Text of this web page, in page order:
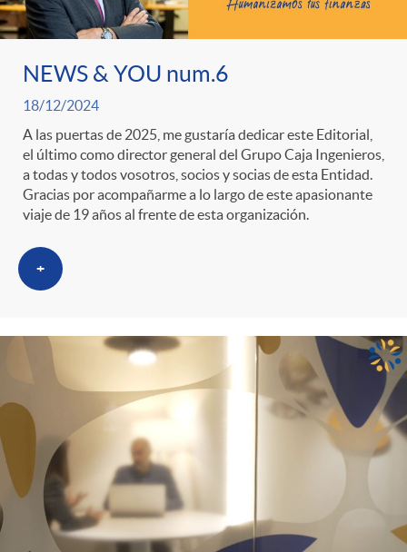
r
a
S
a
l
a
d
e
n
p
o
r
c
a
t
e
e
n
i
d
o
n
c
l
c
a
d
o
d
e
NEWS & YOU num.6
18/12/2024
A las puertas de 2025, me gustaría dedicar este Editorial,
el último como director general del Grupo Caja Ingenieros,
a todas y todos vosotros, socios y socias de esta Entidad.
Gracias por acompañarme a lo largo de este apasionante
viaje de 19 años al frente de esta organización.
+